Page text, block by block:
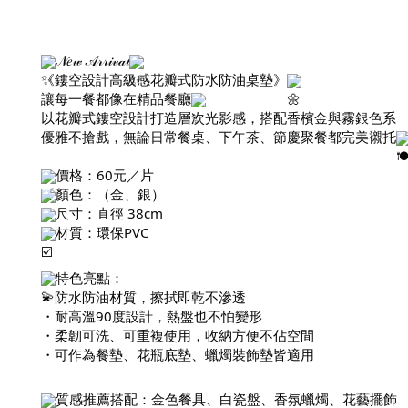
𝒩𝑒𝓌 𝒜𝓇𝓇𝒾𝓋𝒶𝓁
《鏤空設計高級感花瓣式防水防油桌墊》
讓每一餐都像在精品餐廳
以花瓣式鏤空設計打造層次光影感，搭配香檳金與霧銀色系
優雅不搶戲，無論日常餐桌、下午茶、節慶聚餐都完美襯托
價格：60元／片
顏色：（金、銀）
尺寸：直徑 38cm
材質：環保PVC
特色亮點：
・防水防油材質，擦拭即乾不滲透
・耐高溫90度設計，熱盤也不怕變形
・柔韌可洗、可重複使用，收納方便不佔空間
・可作為餐墊、花瓶底墊、蠟燭裝飾墊皆適用
質感推薦搭配：金色餐具、白瓷盤、香氛蠟燭、花藝擺飾